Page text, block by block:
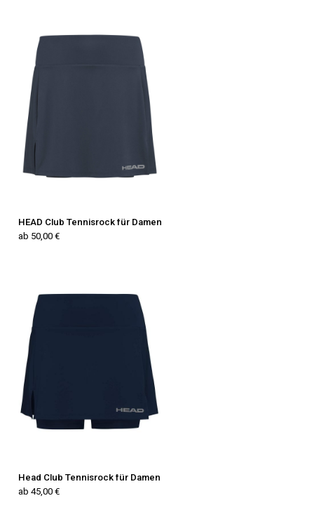
HEAD Club Tennisrock für Damen
ab 50,00 €
Head Club Tennisrock für Damen
ab 45,00 €